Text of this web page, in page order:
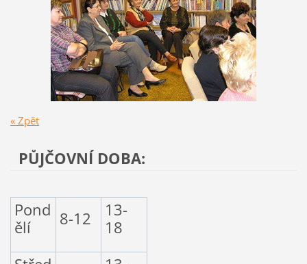
« Zpět
PŮJČOVNÍ DOBA:
Pond
ělí
8-12
13-
18